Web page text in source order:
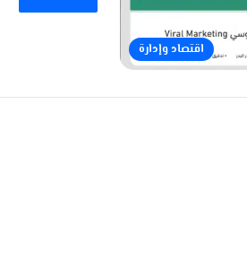
اقتصاد وإدارة